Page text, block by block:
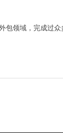
领域，完成过